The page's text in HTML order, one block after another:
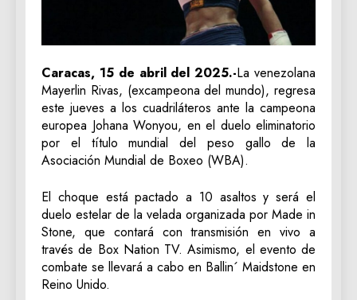
Caracas, 15 de abril del 2025.-La venezolana
Mayerlin Rivas, (excampeona del mundo), regresa
este jueves a los cuadriláteros ante la campeona
europea Johana Wonyou, en el duelo eliminatorio
por el título mundial del peso gallo de la
Asociación Mundial de Boxeo (WBA).
El choque está pactado a 10 asaltos y será el
duelo estelar de la velada organizada por Made in
Stone, que contará con transmisión en vivo a
través de Box Nation TV. Asimismo, el evento de
combate se llevará a cabo en Ballin´ Maidstone en
Reino Unido.